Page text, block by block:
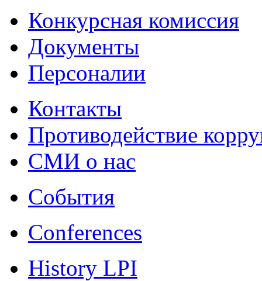
Конкурсная комиссия
Документы
Персоналии
Контакты
Противодействие
СМИ о нас
События
Conferences
History LPI